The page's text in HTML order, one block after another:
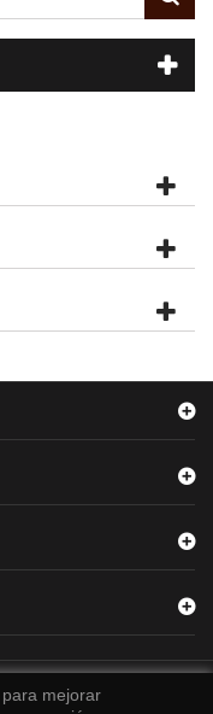
mejorar